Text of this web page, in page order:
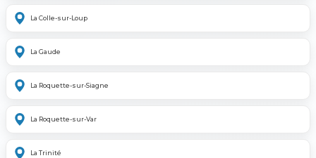
La Colle-sur-Loup
La Gaude
La Roquette-sur-Siagne
La Roquette-sur-Var
La Trinité